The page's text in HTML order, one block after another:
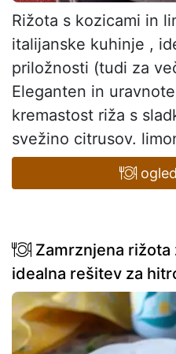
Rižota s kozicami in
italijanske kuhinje ,
priložnosti (tudi za
Eleganten in
kremastost riža s
svežino citrusov.
Zamrznjena
idealna rešitev za